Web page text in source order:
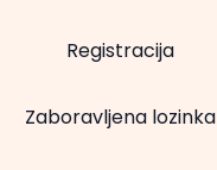
Registracija
Zaboravljena lozinka